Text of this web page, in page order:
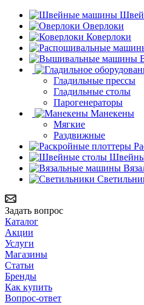
Оверлоки
Коверлоки
Гладильные прессы
Гладильные столы
Парогенераторы
Манекены
Мягкие
Раздвижные
Задать вопрос
Каталог
Акции
Услуги
Магазины
Статьи
Бренды
Как купить
Вопрос-ответ